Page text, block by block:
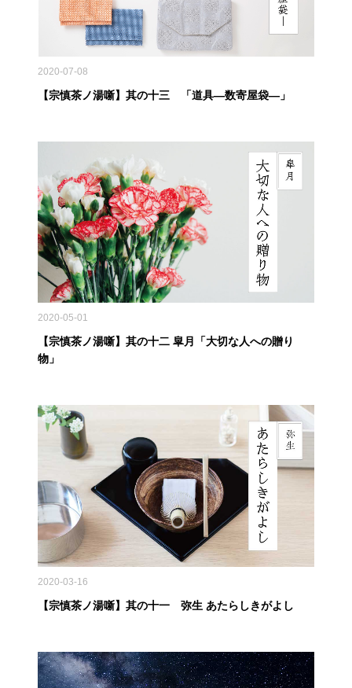
2020-07-08
【宗慎茶ノ湯噺】其の十三 「道具―数寄屋袋―」
2020-05-01
【宗慎茶ノ湯噺】其の十二 皐月「大切な人への贈り
物」
2020-03-16
【宗慎茶ノ湯噺】其の十一 弥生 あたらしきがよし